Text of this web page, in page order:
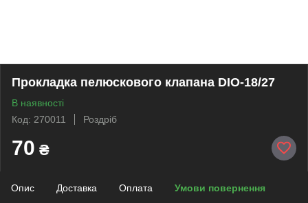
Прокладка пелюскового клапана DIO-18/27
В наявності
Код: 270011
Роздріб
70 ₴
Опис Доставка Оплата Умови повернення